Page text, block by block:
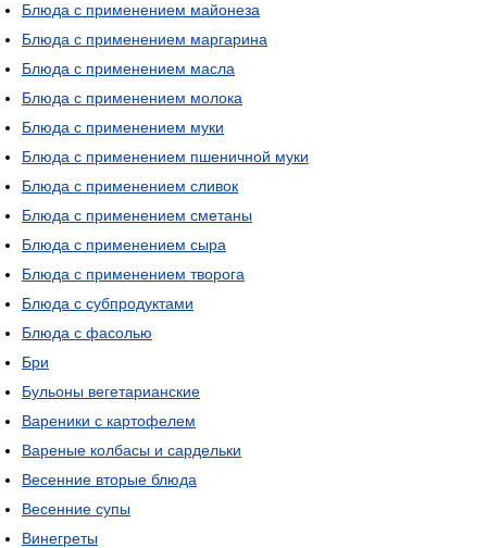
Блюда с применением майонеза
Блюда с применением маргарина
Блюда с применением масла
Блюда с применением молока
Блюда с применением муки
Блюда с применением пшеничной муки
Блюда с применением сливок
Блюда с применением сметаны
Блюда с применением сыра
Блюда с применением творога
Блюда с субпродуктами
Блюда с фасолью
Бри
Бульоны вегетарианские
Вареники с картофелем
Вареные колбасы и сардельки
Весенние вторые блюда
Весенние супы
Винегреты